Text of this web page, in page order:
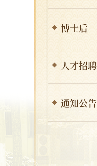
博士后
人才招聘
通知公告